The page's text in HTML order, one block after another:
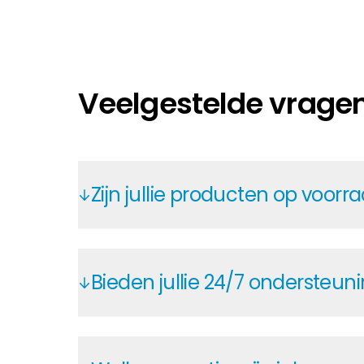
Veelgestelde
Zijn jullie producten op
voorraadniveaus en
ervoor dat alles op tijd beschikbaar
Bieden jullie 24/7